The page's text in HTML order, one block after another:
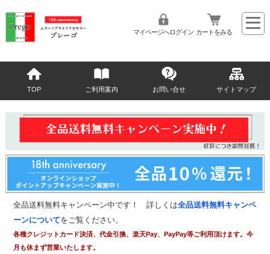
マイページへログイン カートをみる
TOP ご利用案内 お問い合せ サイトマップ
全品送料無料キャンペーン中です！ 詳しくは全品送料無料キャンペ
ーンについてをご覧ください。
各種クレジットカード決済、代金引換、楽天Pay、PayPay等ご利用頂けます。今
月も休まず営業いたします。